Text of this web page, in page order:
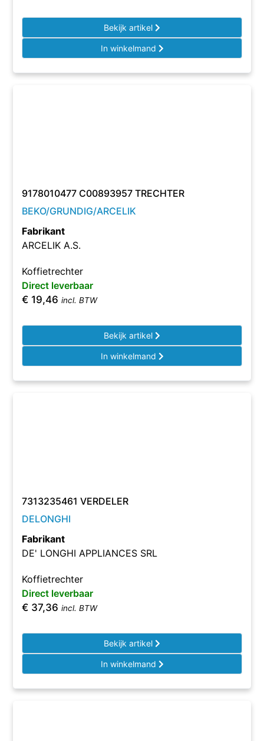
Bekijk artikel
In winkelmand
9178010477 C00893957 TRECHTER
BEKO/GRUNDIG/ARCELIK
Fabrikant
ARCELIK A.S.
Koffietrechter
Direct leverbaar
€ 19,46 incl. BTW
Bekijk artikel
In winkelmand
7313235461 VERDELER
DELONGHI
Fabrikant
DE' LONGHI APPLIANCES SRL
Koffietrechter
Direct leverbaar
€ 37,36 incl. BTW
Bekijk artikel
In winkelmand